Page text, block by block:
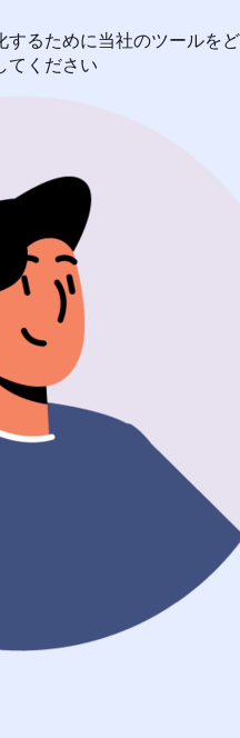
るために当社のツールをど
てください